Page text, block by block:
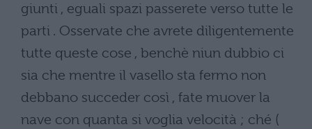
giunti , eguali spazi passerete verso tutte le
parti . Osservate che avrete diligentemente
tutte queste cose , benchè niun dubbio ci
sia che mentre il vasello sta fermo non
debbano succeder così , fate muover la
nave con quanta si voglia velocità ; ché (